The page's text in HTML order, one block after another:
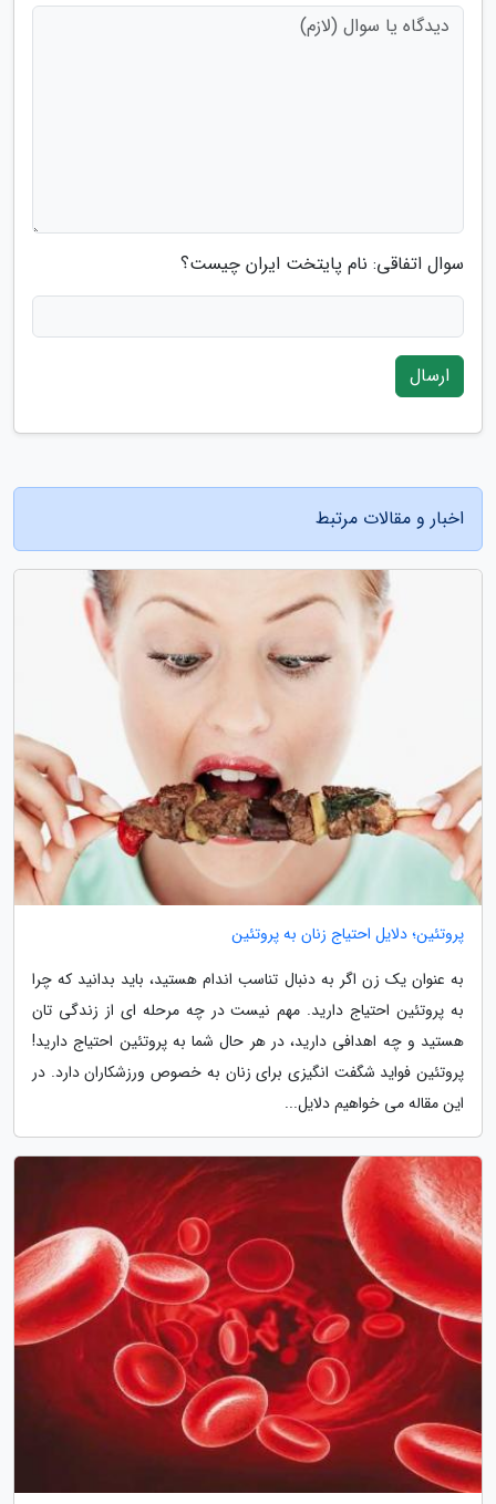
سوال اتفاقی: نام پایتخت ایران چیست؟
ارسال
اخبار و مقالات مرتبط
پروتئین؛ دلایل احتیاج زنان به پروتئین
به عنوان یک زن اگر به دنبال تناسب اندام هستید، باید بدانید که چرا
به پروتئین احتیاج دارید. مهم نیست در چه مرحله ای از زندگی تان
هستید و چه اهدافی دارید، در هر حال شما به پروتئین احتیاج دارید!
پروتئین فواید شگفت انگیزی برای زنان به خصوص ورزشکاران دارد. در
این مقاله می خواهیم دلایل...